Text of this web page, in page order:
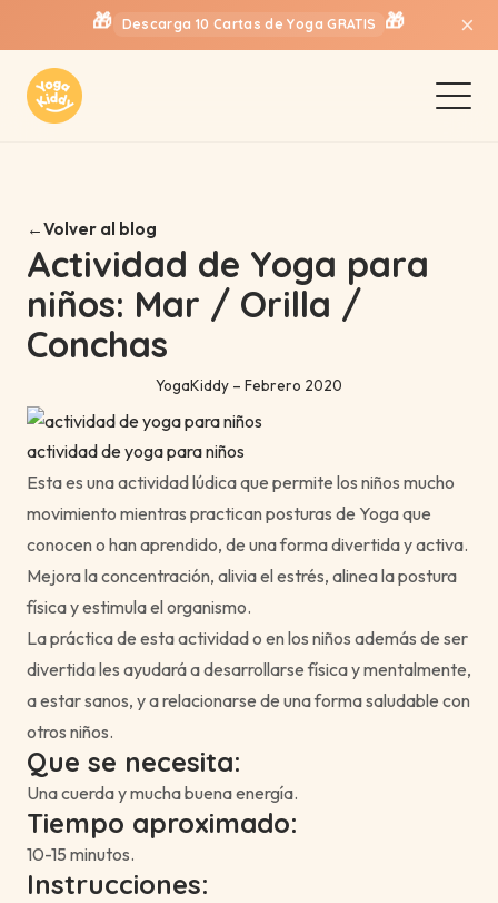
🎁 Descarga 10 Cartas de Yoga GRATIS 🎁 ×
Volver al blog
Actividad de Yoga para
niños: Mar / Orilla /
Conchas
YogaKiddy – Febrero 2020
actividad de yoga para niños
Esta es una actividad lúdica que permite los niños mucho
movimiento mientras practican posturas de Yoga que
conocen o han aprendido, de una forma divertida y activa.
Mejora la concentración, alivia el estrés, alinea la postura
física y estimula el organismo.
La práctica de esta actividad o en los niños además de ser
divertida les ayudará a desarrollarse física y mentalmente,
a estar sanos, y a relacionarse de una forma saludable con
otros niños.
Que se necesita:
Una cuerda y mucha buena energía.
Tiempo aproximado:
10-15 minutos.
Instrucciones: